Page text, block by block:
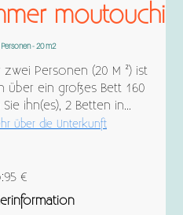
moutouchi
- 20 m2
zwei Personen (20 M ²) ist
über ein großes Bett 160
ihn(es), 2 Betten in...
über die Unterkunft
€